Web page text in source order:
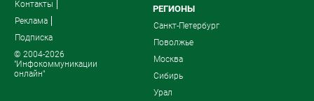
Контакты
Реклама
Подписка
© 2004-2026
"Инфокоммуникации
онлайн"
РЕГИОНЫ
Санкт-Петербург
Поволжье
Москва
Сибирь
Урал